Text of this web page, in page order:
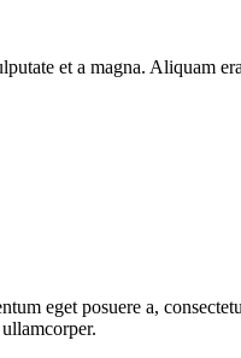
et a magna. Aliquam
eget posuere a,